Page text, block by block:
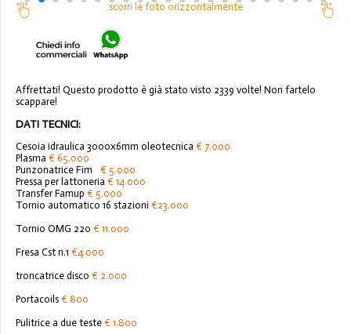
scorri le foto orizzontalmente
Affrettati! Questo prodotto è già stato visto 2339 volte! Non fartelo
scappare!
DATI TECNICI:
Cesoia idraulica 3000x6mm oleotecnica € 7.000
Plasma € 65.000
Punzonatrice Fim € 5.000
Pressa per lattoneria € 14.000
Transfer Famup € 5.000
Tornio automatico 16 stazioni €23.000
Tornio OMG 220 € 11.000
Fresa Cst n.1 €4.000
troncatrice disco € 2.000
Portacoils € 800
Pulitrice a due teste € 1.800